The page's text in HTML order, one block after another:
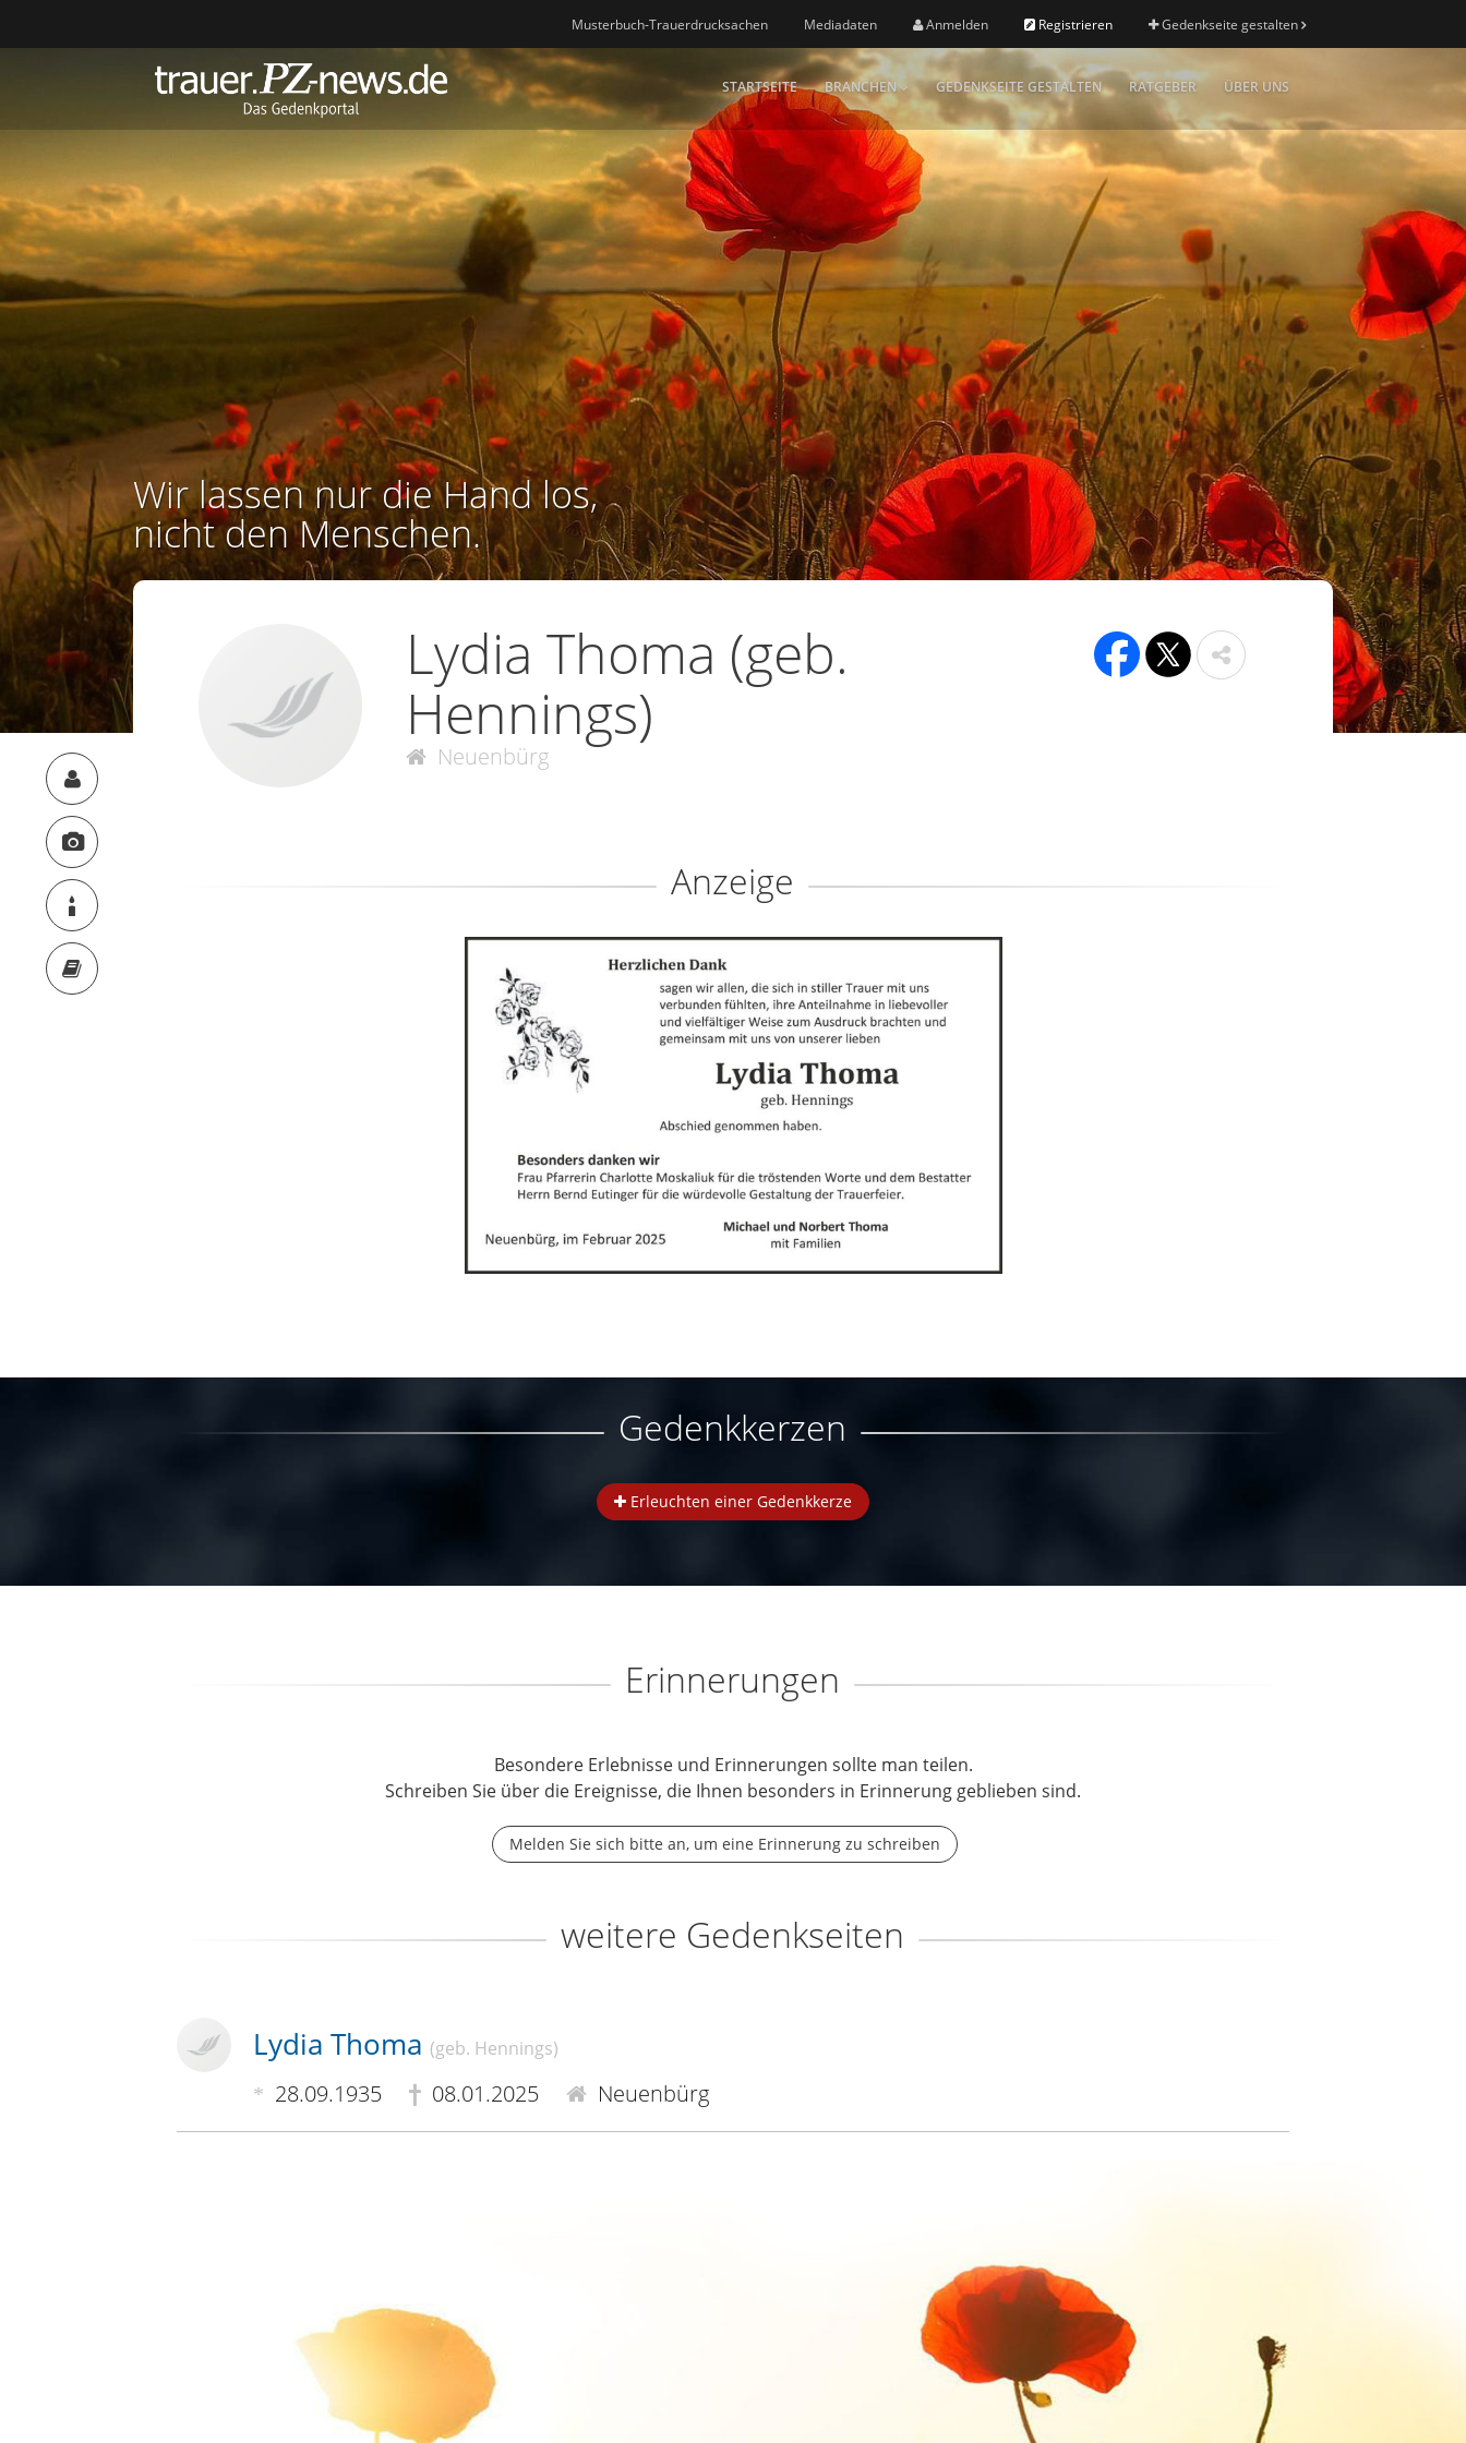
Musterbuch-Trauerdrucksachen Mediadaten Anmelden Registrieren Gedenkseite gestalten
STARTSEITE BRANCHEN GEDENKSEITE GESTALTEN RATGEBER ÜBER UNS
Wir lassen nur die Hand los,
nicht den Menschen.
Lydia Thoma (geb.
Hennings)
Neuenbürg
Anzeige
Gedenkkerzen
Erleuchten einer Gedenkkerze
Erinnerungen
Besondere Erlebnisse und Erinnerungen sollte man teilen.
Schreiben Sie über die Ereignisse, die Ihnen besonders in Erinnerung geblieben sind.
Melden Sie sich bitte an, um eine Erinnerung zu schreiben
weitere Gedenkseiten
Lydia Thoma (geb. Hennings)
28.09.1935 08.01.2025 Neuenbürg